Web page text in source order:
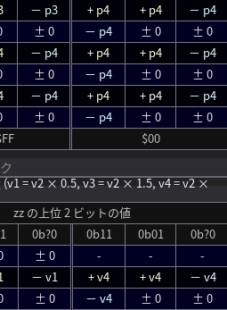
－ p3 + p4 + p4
－ p4
± 0 － p4 ± 0
± 0
－ p4 + p4 + p4
－ p4
± 0 － p4 ± 0
± 0
－ p4 + p4 + p4
－ p4
± 0 － p4 ± 0
± 0
$00
(v1 = v2 × 0.5, v3 = v2 × 1.5, v4 = v2 ×
zz の上位 2 ビットの値
0b?0 0b11 0b01
0b?0
± 0 - -
-
－ v1 + v4 + v4
－ v4
± 0 － v4 ± 0
± 0